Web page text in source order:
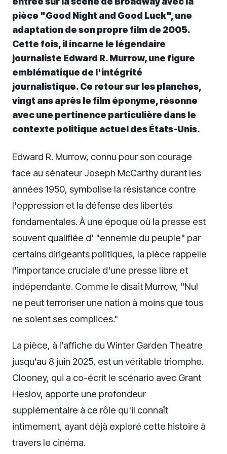
pièce "Good Night and Good Luck", une
adaptation de son propre film de 2005.
Cette fois, il incarne le légendaire
journaliste Edward R. Murrow, une figure
emblématique de l'intégrité
journalistique. Ce retour sur les planches,
vingt ans après le film éponyme, résonne
avec une pertinence particulière dans le
contexte politique actuel des États-Unis.
Edward R. Murrow, connu pour son courage
face au sénateur Joseph McCarthy durant les
années 1950, symbolise la résistance contre
l'oppression et la défense des libertés
fondamentales. À une époque où la presse est
souvent qualifiée d' "ennemie du peuple" par
certains dirigeants politiques, la pièce rappelle
l'importance cruciale d'une presse libre et
indépendante. Comme le disait Murrow, "Nul
ne peut terroriser une nation à moins que tous
ne soient ses complices."
La pièce, à l’affiche du Winter Garden Theatre
jusqu’au 8 juin 2025, est un véritable triomphe.
Clooney, qui a co-écrit le scénario avec Grant
Heslov, apporte une profondeur
supplémentaire à ce rôle qu'il connaît
intimement, ayant déjà exploré cette histoire à
travers le cinéma.